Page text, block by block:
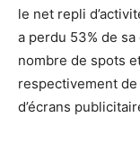
le net repli
a perdu 53% de sa
nombre de spots
respectivement
d’écrans